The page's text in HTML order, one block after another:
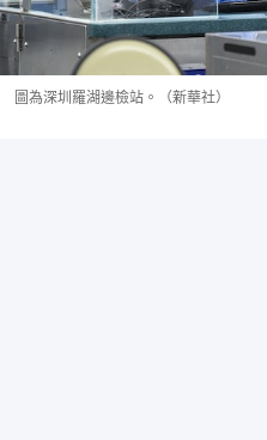
圖為深圳羅湖邊檢站。（新華社）